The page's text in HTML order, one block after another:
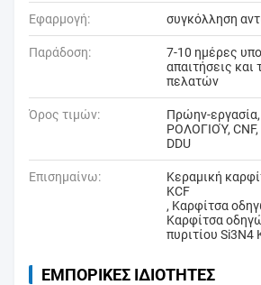
Εφαρμογή: συγκόλληση
Παράδοση:
7-10 ημέρες
απαιτήσεις
πελατών
Όρος τιμών:
Πρώην-
ΡΟΛΟΓΙΟΎ, CNF,
DDU
Επισημαίνω:
Κεραμική
KCF
, Καρφίτσα
Καρφίτσα
πυριτίου Si3N4
ΕΜΠΟΡΙΚΈΣ ΙΔΙΌΤΗΤΕΣ